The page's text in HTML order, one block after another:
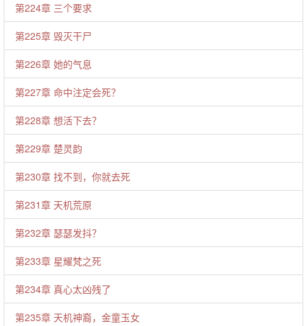
第224章 三个要求
第225章 毁灭干尸
第226章 她的气息
第227章 命中注定会死？
第228章 想活下去？
第229章 楚灵韵
第230章 找不到，你就去死
第231章 天机荒原
第232章 瑟瑟发抖？
第233章 星耀梵之死
第234章 真心太凶残了
第235章 天机神裔，金童玉女